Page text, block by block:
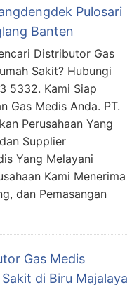
Pulosari
Banten
Distributor Gas
Sakit? Hubungi
5332. Kami Siap
Gas Medis Anda. PT.
Perusahaan Yang
Supplier
Yang Melayani
Kami Menerima
dan Pemasangan
Gas Medis
di Biru Majalaya